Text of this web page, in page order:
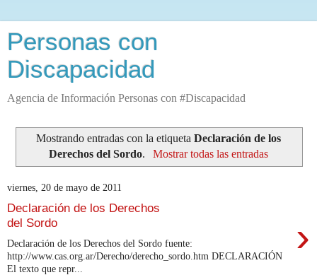
Personas con
Discapacidad
Agencia de Información Personas con #Discapacidad
Mostrando entradas con la etiqueta Declaración de los
Derechos del Sordo. Mostrar todas las entradas
viernes, 20 de mayo de 2011
Declaración de los Derechos
del Sordo
›
Declaración de los Derechos del Sordo fuente:
http://www.cas.org.ar/Derecho/derecho_sordo.htm DECLARACIÓN
El texto que repr...